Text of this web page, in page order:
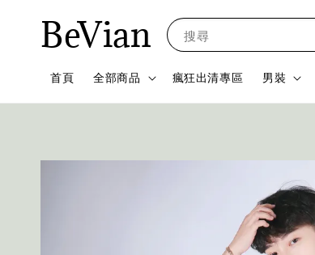
BeVian 搜尋
首頁 全部商品 瘋狂出清專區 男裝